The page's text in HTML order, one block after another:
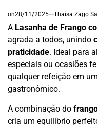
on28/11/2025 Thaisa Zago
A Lasanha de Frango
agrada a todos, unindo
praticidade. Ideal para
especiais ou ocasiões
qualquer refeição em
gastronômico.
A combinação do
cria um equilíbrio